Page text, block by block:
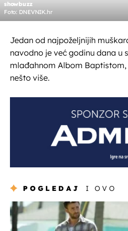
showbuzz
Foto: DNEVNIK.hr
Jedan od najpoželjnijih
navodno je već godinu dana u
mlađahnom Albom
nešto više.
POGLEDAJ I OVO